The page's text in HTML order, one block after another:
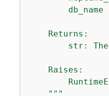
db_name
    Returns:
str:
    Raises:
    """